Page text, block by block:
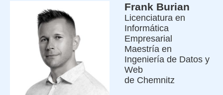
Frank Burian
Licenciatura en
Informática
Empresarial
Maestría en
Ingeniería de Datos y
Web
de Chemnitz